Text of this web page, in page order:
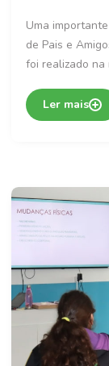
Uma
de Pais e
foi realizado
Ler mais